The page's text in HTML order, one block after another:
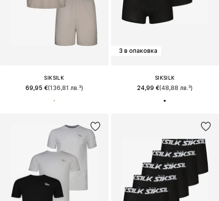
SIKSILK
69,95 €(136,81 лв.³)
3 в опаковка
SIKSILK
24,99 €(48,88 лв.³)